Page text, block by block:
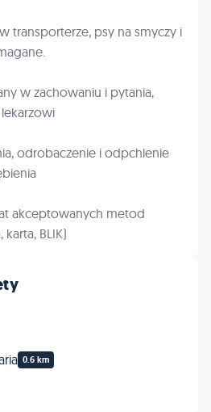
0.6 km
transporterze, psy na smyczy i
w zachowaniu i pytania,
odrobaczenie i odpchlenie
akceptowanych metod
BLIK)